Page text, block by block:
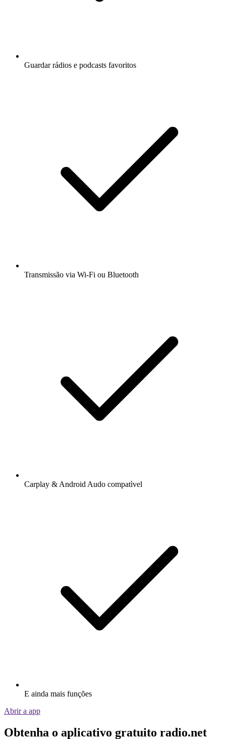
Guardar rádios e podcasts favoritos
Transmissão via Wi-Fi ou Bluetooth
Carplay & Android Audo compatìvel
E ainda mais funções
Abrir a app
Obtenha o aplicativo gratuito radio.net